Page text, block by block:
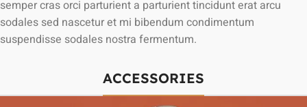
semper cras orci parturient a parturient tincidunt erat arcu
sodales sed nascetur et mi bibendum condimentum
suspendisse sodales nostra fermentum.
ACCESSORIES